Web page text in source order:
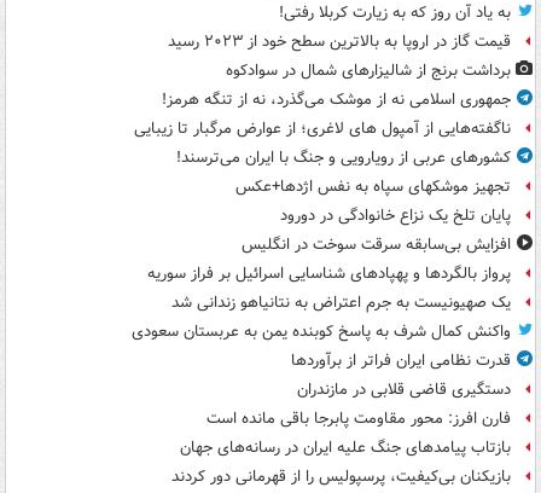
به یاد آن روز که به زیارت کربلا رفتی!
قیمت گاز در اروپا به بالاترین سطح خود از ۲۰۲۳ رسید
برداشت برنج از شالیزارهای شمال در سوادکوه
جمهوری اسلامی نه از موشک می‌گذرد، نه از تنگه هرمز!
ناگفته‌هایی از آمپول های لاغری؛ از عوارض مرگبار تا زیبایی
کشورهای عربی از رویارویی و جنگ با ایران می‌ترسند!
تجهیز موشکهای سپاه به نفس اژدها+عکس
پایان تلخ یک نزاع خانوادگی در دورود
افزایش بی‌سابقه سرقت سوخت در انگلیس
پرواز بالگردها و پهپادهای شناسایی اسرائیل بر فراز سوریه
یک صهیونیست به جرم اعتراض به نتانیاهو زندانی شد
واکنش کمال شرف به پاسخ کوبنده یمن به عربستان سعودی
قدرت نظامی ایران فراتر از برآوردها
دستگیری قاضی قلابی در مازندران
فارن افرز: محور مقاومت پابرجا باقی مانده است
بازتاب پیامدهای جنگ علیه ایران در رسانه‌های جهان
بازیکنان بی‌کیفیت، پرسپولیس را از قهرمانی دور کردند